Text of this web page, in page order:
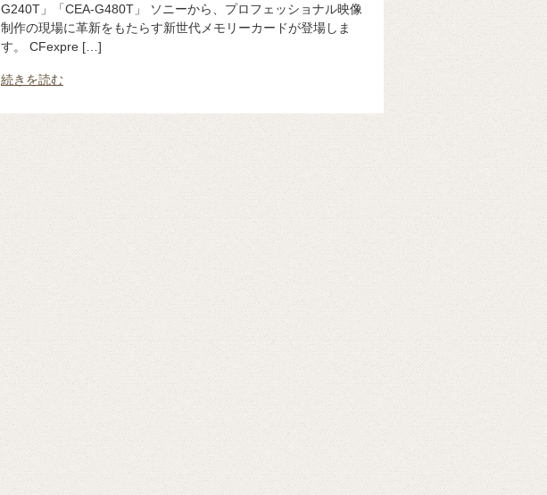
G240T」「CEA-G480T」 ソニーから、プロフェッショナル映像
制作の現場に革新をもたらす新世代メモリーカードが登場しま
す。 CFexpre […]
続きを読む